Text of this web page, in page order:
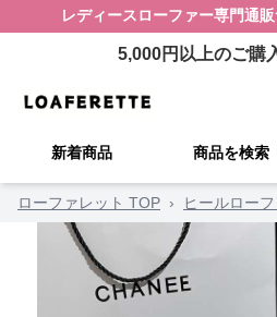
レディースローファー専門通販
5,000円以上のご購
新着商品 商品を検索
ローファレット TOP › ヒールロー